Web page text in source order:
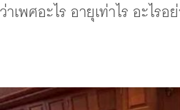
ว่าเพศอะไร อายุเท่าไร อะไรอ